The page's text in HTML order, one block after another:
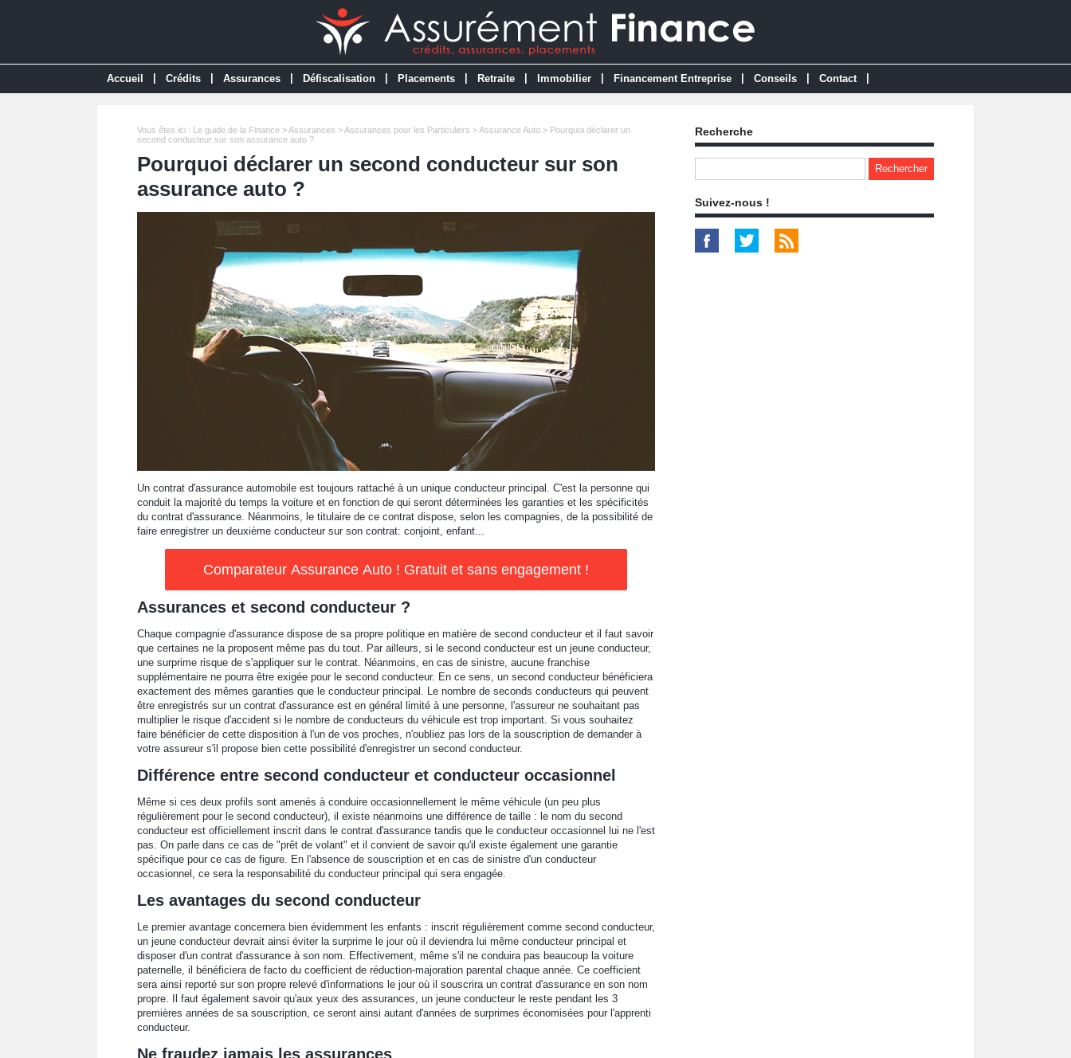
Accueil Crédits Assurances Défiscalisation Placements Retraite Immobilier Financement Entreprise Conseils Contact
Vous êtes ici : Le guide de la Finance >Assurances >Assurances pour les Particuliers >Assurance Auto > Pourquoi déclarer un
second conducteur sur son assurance auto ?
Pourquoi déclarer un second conducteur sur son
assurance auto ?
Un contrat d'assurance automobile est toujours rattaché à un unique conducteur principal. C'est la personne qui
conduit la majorité du temps la voiture et en fonction de qui seront déterminées les garanties et les spécificités
du contrat d'assurance. Néanmoins, le titulaire de ce contrat dispose, selon les compagnies, de la possibilité de
faire enregistrer un deuxième conducteur sur son contrat: conjoint, enfant...
Comparateur Assurance Auto ! Gratuit et sans engagement !
Assurances et second conducteur ?
Chaque compagnie d'assurance dispose de sa propre politique en matière de second conducteur et il faut savoir
que certaines ne la proposent même pas du tout. Par ailleurs, si le second conducteur est un jeune conducteur,
une surprime risque de s'appliquer sur le contrat. Néanmoins, en cas de sinistre, aucune franchise
supplémentaire ne pourra être exigée pour le second conducteur. En ce sens, un second conducteur bénéficiera
exactement des mêmes garanties que le conducteur principal. Le nombre de seconds conducteurs qui peuvent
être enregistrés sur un contrat d'assurance est en général limité à une personne, l'assureur ne souhaitant pas
multiplier le risque d'accident si le nombre de conducteurs du véhicule est trop important. Si vous souhaitez
faire bénéficier de cette disposition à l'un de vos proches, n'oubliez pas lors de la souscription de demander à
votre assureur s'il propose bien cette possibilité d'enregistrer un second conducteur.
Différence entre second conducteur et conducteur occasionnel
Même si ces deux profils sont amenés à conduire occasionnellement le même véhicule (un peu plus
régulièrement pour le second conducteur), il existe néanmoins une différence de taille : le nom du second
conducteur est officiellement inscrit dans le contrat d'assurance tandis que le conducteur occasionnel lui ne l'est
pas. On parle dans ce cas de "prêt de volant" et il convient de savoir qu'il existe également une garantie
spécifique pour ce cas de figure. En l'absence de souscription et en cas de sinistre d'un conducteur
occasionnel, ce sera la responsabilité du conducteur principal qui sera engagée.
Les avantages du second conducteur
Le premier avantage concernera bien évidemment les enfants : inscrit régulièrement comme second conducteur,
un jeune conducteur devrait ainsi éviter la surprime le jour où il deviendra lui même conducteur principal et
disposer d'un contrat d'assurance à son nom. Effectivement, même s'il ne conduira pas beaucoup la voiture
paternelle, il bénéficiera de facto du coefficient de réduction-majoration parental chaque année. Ce coefficient
sera ainsi reporté sur son propre relevé d'informations le jour où il souscrira un contrat d'assurance en son nom
propre. Il faut également savoir qu'aux yeux des assurances, un jeune conducteur le reste pendant les 3
premières années de sa souscription, ce seront ainsi autant d'années de surprimes économisées pour l'apprenti
conducteur.
Ne fraudez jamais les assurances
Recherche
Suivez-nous !